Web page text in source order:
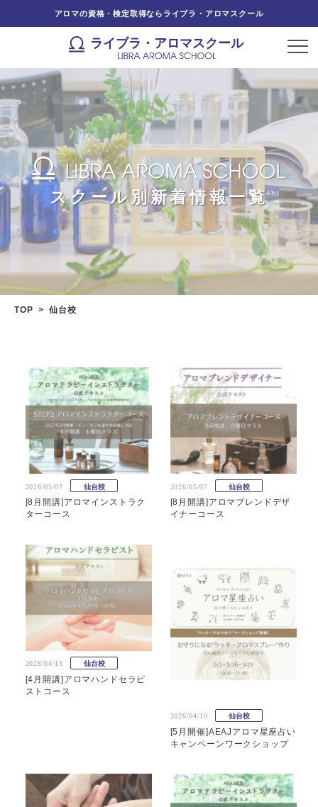
アロマの資格・検定取得ならライブラ・アロマスクール
ライブラ・アロマスクール
スクール別新着情報一覧
TOP 仙台校
2026/05/07 仙台校
[8月開講]アロマインストラク
ターコース
2026/05/07 仙台校
[8月開講]アロマブレンドデザ
イナーコース
2026/04/13 仙台校
[4月開講]アロマハンドセラピ
ストコース
2026/04/10 仙台校
[5月開催]AEAJアロマ星座占い
キャンペーンワークショップ